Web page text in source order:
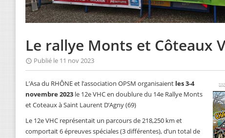
Le rallye Monts et Côteaux
Publié le 11 nov 2023
L’Asa du RHÔNE et l’association OPSM organisaient les 3-4
novembre 2023 le 12e VHC en doublure du 14e Rallye Monts
et Coteaux à Saint Laurent D’Agny (69)
Le 12e VHC représentait un parcours de 218,250 km et
comportait 6 épreuves spéciales (3 différentes), d’un total de